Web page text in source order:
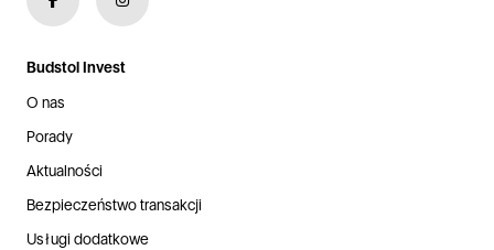
Budstol Invest
O nas
Porady
Aktualności
Bezpieczeństwo transakcji
Usługi dodatkowe